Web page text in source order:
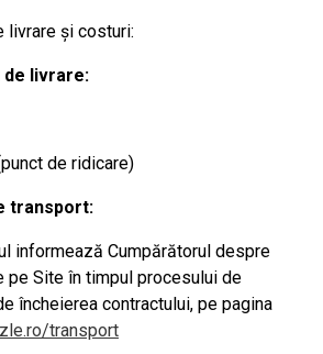
livrare și costuri:
de livrare:
de ridicare)
transport:
informează Cumpărătorul despre
pe Site în timpul procesului de
încheierea contractului, pe pagina
transport